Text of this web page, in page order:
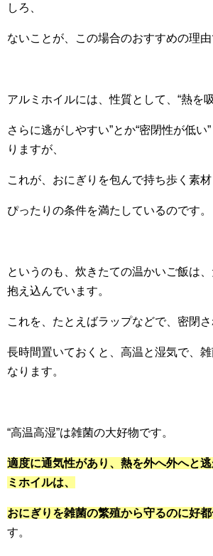
しろ、
ないことが、この場合のおすすめの理由
アルミホイルには、性質として、“熱を
さらに逃がしやすい”とか“密閉性が低
りますが、
これが、おにぎりを包んで持ち歩く素材
ぴったりの条件を満たしているのです。
というのも、炊きたての温かいご飯は
抱え込んでいます。
これを、たとえばラップなどで、密閉
長時間置いておくと、高温と湿気で、雑
なります。
“高温高湿”は雑菌の大好物です。
適度に通気性があり、熱を外へ外へと
ミホイルは、
おにぎりを雑菌の繁殖から守るのに好
す。